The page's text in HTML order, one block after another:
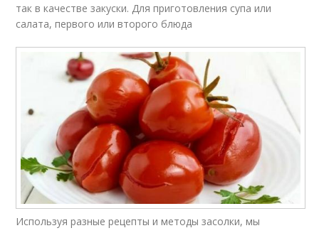
так в качестве закуски. Для приготовления супа или
салата, первого или второго блюда
Используя разные рецепты и методы засолки, мы